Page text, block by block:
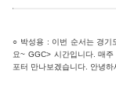
○ 박성용 : 이번 순서는 경기
요~ GGC> 시간입니다. 매
포터 만나보겠습니다. 안녕